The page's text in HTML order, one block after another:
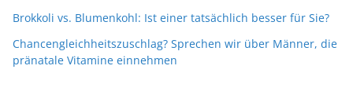
Brokkoli vs. Blumenkohl: Ist einer tatsächlich besser für Sie?
Chancengleichheitszuschlag? Sprechen wir über Männer, die
pränatale Vitamine einnehmen